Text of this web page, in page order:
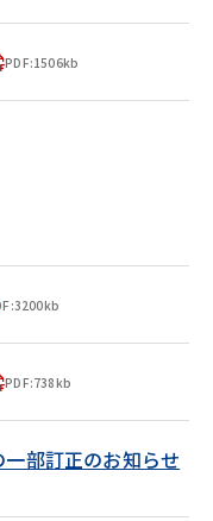
PDF:1506kb
PDF:738kb
部訂正のお知らせ